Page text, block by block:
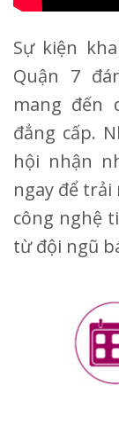
Sự kiện
Quận 7
mang đến
đẳng cấp.
hội nhận
ngay để
công nghệ
từ đội ngũ